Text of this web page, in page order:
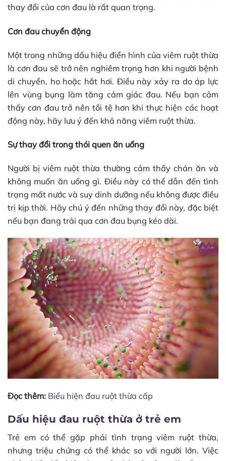
thay đổi của cơn đau là rất quan trọng.
Cơn đau chuyển động
Một trong những dấu hiệu điển hình của viêm ruột thừa
là cơn đau sẽ trở nên nghiêm trọng hơn khi người bệnh
di chuyển, ho hoặc hắt hơi. Điều này xảy ra do áp lực
lên vùng bụng làm tăng cảm giác đau. Nếu bạn cảm
thấy cơn đau trở nên tồi tệ hơn khi thực hiện các hoạt
động này, hãy lưu ý đến khả năng viêm ruột thừa.
Sự thay đổi trong thói quen ăn uống
Người bị viêm ruột thừa thường cảm thấy chán ăn và
không muốn ăn uống gì. Điều này có thể dẫn đến tình
trạng mất nước và suy dinh dưỡng nếu không được điều
trị kịp thời. Hãy chú ý đến những thay đổi này, đặc biệt
nếu bạn đang trải qua cơn đau bụng kéo dài.
Đọc thêm: Biểu hiện đau ruột thừa cấp
Dấu hiệu đau ruột thừa ở trẻ em
Trẻ em có thể gặp phải tình trạng viêm ruột thừa,
nhưng triệu chứng có thể khác so với người lớn. Việc